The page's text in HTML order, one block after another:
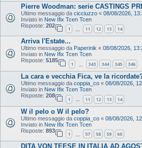
Pierre Woodman: serie CASTINGS
Ultimo messaggio da cicciuzzo « 08/08/2026,
Inviato in New Ifix Tcen Tcen
Risposte: 202
1 11 12 13 14
Arriva l'Estate...
Ultimo messaggio da Paperinik « 08/08/2026,
Inviato in New Ifix Tcen Tcen
Risposte: 5185
1 343 344 345 346
La cara e vecchia Fica, ve la
Ultimo messaggio da coppia_co « 08/08/2026,
Inviato in New Ifix Tcen Tcen
Risposte: 208
1 … 11 12 13 14
W il pelo o W il pelo?
Ultimo messaggio da coppia_co « 08/08/2026,
Inviato in New Ifix Tcen Tcen
Risposte: 893
1 57 58 59 60
DITA VON TEESE IN ITALIA AD